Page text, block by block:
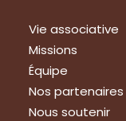
Vie associative
Missions
Équipe
Nos partenaires
Nous soutenir